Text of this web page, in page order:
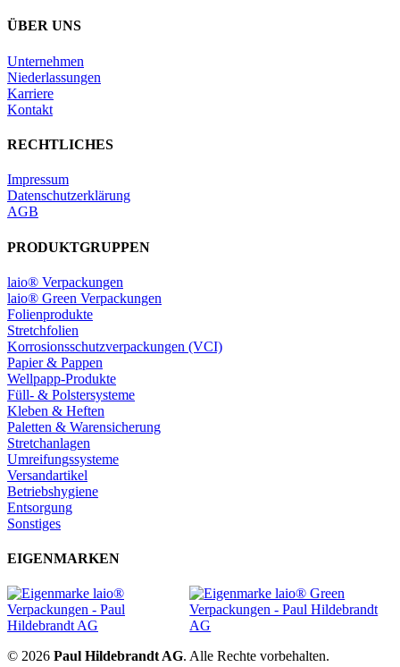
ÜBER UNS
Unternehmen
Niederlassungen
Karriere
Kontakt
RECHTLICHES
Impressum
Datenschutzerklärung
AGB
PRODUKTGRUPPEN
laio® Verpackungen
laio® Green Verpackungen
Folienprodukte
Stretchfolien
Korrosionsschutzverpackungen (VCI)
Papier & Pappen
Wellpapp-Produkte
Füll- & Polstersysteme
Kleben & Heften
Paletten & Warensicherung
Stretchanlagen
Umreifungssysteme
Versandartikel
Betriebshygiene
Entsorgung
Sonstiges
EIGENMARKEN
© 2026 Paul Hildebrandt AG. Alle Rechte vorbehalten.